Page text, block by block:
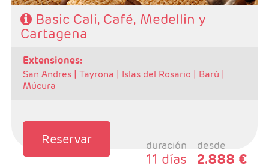
Basic Cali, Café, Medellin y
Cartagena
extensiones:
San Andres | Tayrona | Islas del Rosario | Barú |
Múcura
Reservar duración
11 días
desde
2.888 €